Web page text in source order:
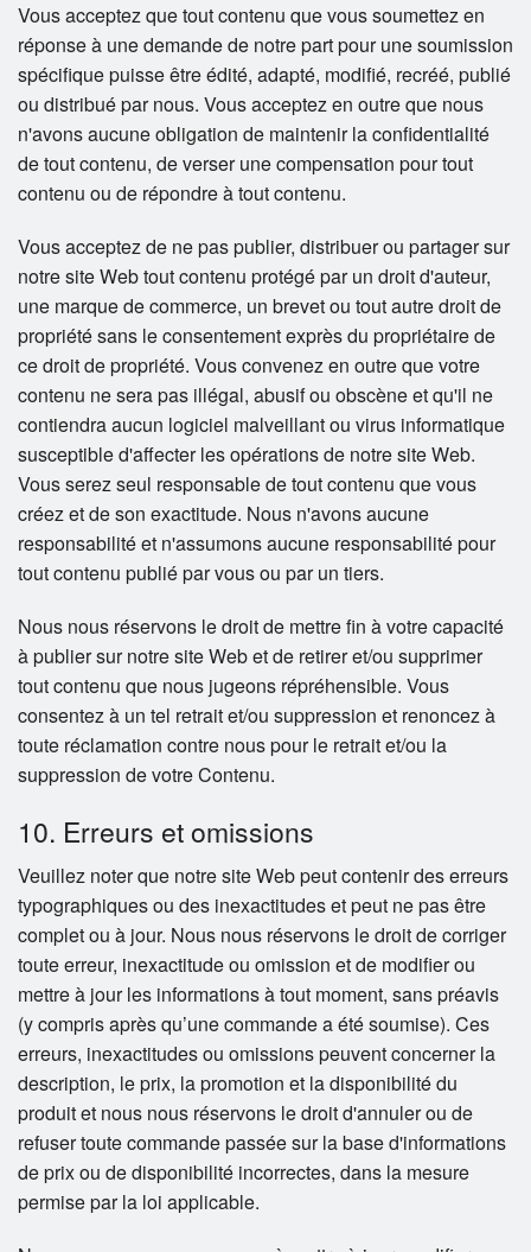
Vous acceptez que tout contenu que vous soumettez en
réponse à une demande de notre part pour une soumission
spécifique puisse être édité, adapté, modifié, recréé, publié
ou distribué par nous. Vous acceptez en outre que nous
n'avons aucune obligation de maintenir la confidentialité
de tout contenu, de verser une compensation pour tout
contenu ou de répondre à tout contenu.
Vous acceptez de ne pas publier, distribuer ou partager sur
notre site Web tout contenu protégé par un droit d'auteur,
une marque de commerce, un brevet ou tout autre droit de
propriété sans le consentement exprès du propriétaire de
ce droit de propriété. Vous convenez en outre que votre
contenu ne sera pas illégal, abusif ou obscène et qu'il ne
contiendra aucun logiciel malveillant ou virus informatique
susceptible d'affecter les opérations de notre site Web.
Vous serez seul responsable de tout contenu que vous
créez et de son exactitude. Nous n'avons aucune
responsabilité et n'assumons aucune responsabilité pour
tout contenu publié par vous ou par un tiers.
Nous nous réservons le droit de mettre fin à votre capacité
à publier sur notre site Web et de retirer et/ou supprimer
tout contenu que nous jugeons répréhensible. Vous
consentez à un tel retrait et/ou suppression et renoncez à
toute réclamation contre nous pour le retrait et/ou la
suppression de votre Contenu.
10. Erreurs et omissions
Veuillez noter que notre site Web peut contenir des erreurs
typographiques ou des inexactitudes et peut ne pas être
complet ou à jour. Nous nous réservons le droit de corriger
toute erreur, inexactitude ou omission et de modifier ou
mettre à jour les informations à tout moment, sans préavis
(y compris après qu’une commande a été soumise). Ces
erreurs, inexactitudes ou omissions peuvent concerner la
description, le prix, la promotion et la disponibilité du
produit et nous nous réservons le droit d'annuler ou de
refuser toute commande passée sur la base d'informations
de prix ou de disponibilité incorrectes, dans la mesure
permise par la loi applicable.